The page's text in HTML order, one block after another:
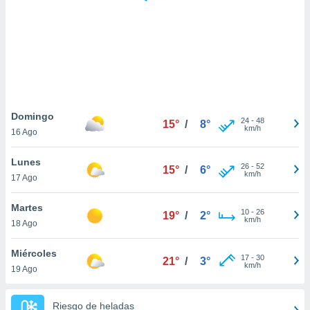
únicos
similares
como
IP
posible
traten tus
en
a lo que
Para
Domingo
16 Ago
15° / 8° 24- 48
km/h
Lunes
17 Ago
15° / 6° 26- 52
km/h
Martes
18 Ago
19° / 2° 10- 26
km/h
Miércoles
19 Ago
21° / 3° 17- 30
km/h
Riesgo de heladas